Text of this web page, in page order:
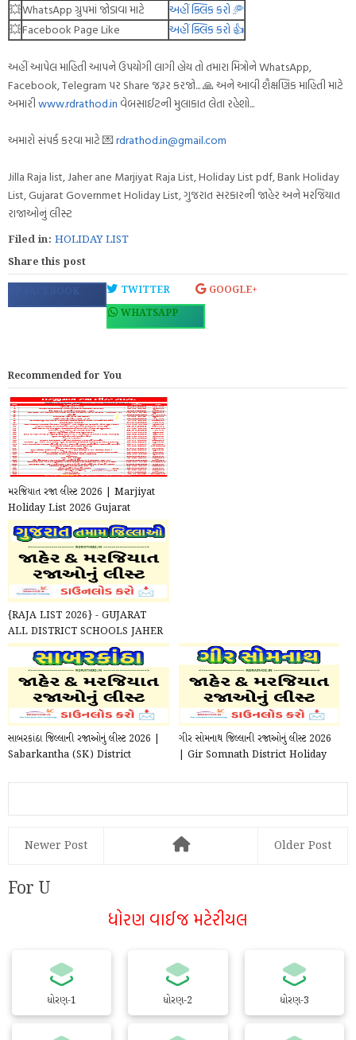
💥WhatsApp ગ્રુપમાં જોડાવા માટે
અહીં ક્લિક કરો 🥏
💥Facebook Page Like અહીં ક્લિક કરો 👍
અહીં આપેલ માહિતી આપને ઉપયોગી લાગી હોય તો તમારા મિત્રોને WhatsApp,
Facebook, Telegram પર Share જરૂર કરજો... 🙏 અને આવી શૈક્ષણિક માહિતી માટે
અમારીwww.rdrathod.in વેબસાઈટની મુલાકાત લેતા રહેશો...
અમારો સંપર્ક કરવા માટે 💌rdrathod.in@gmail.com
Jilla Raja list, Jaher ane Marjiyat Raja List, Holiday List pdf, Bank Holiday
List, Gujarat Governmet Holiday List, ગુજરાત સરકારની જાહેર અને મરજિયાત
રાજાઓનું લીસ્ટ
Filed in: HOLIDAY LIST
Share this post
FACEBOOK TWITTER
GOOGLE+
WHATSAPP
Recommended for You
મરજિયાત રજા લીસ્ટ 2026 | Marjiyat
Holiday List 2026 Gujarat
{RAJA LIST 2026} - GUJARAT
ALL DISTRICT SCHOOLS JAHER
/ MARJIYAT RAJA LIST 2026 ...
સાબરકાંઠા જિલ્લાની રજાઓનું લીસ્ટ 2026 |
Sabarkantha (SK) District
ગીર સોમનાથ જિલ્લાની રજાઓનું લીસ્ટ 2026
| Gir Somnath District Holiday
Newer Post Older Post
For U
ધોરણ વાઈજ મટેરીયલ
ધોરણ-1 ધોરણ-2 ધોરણ-3